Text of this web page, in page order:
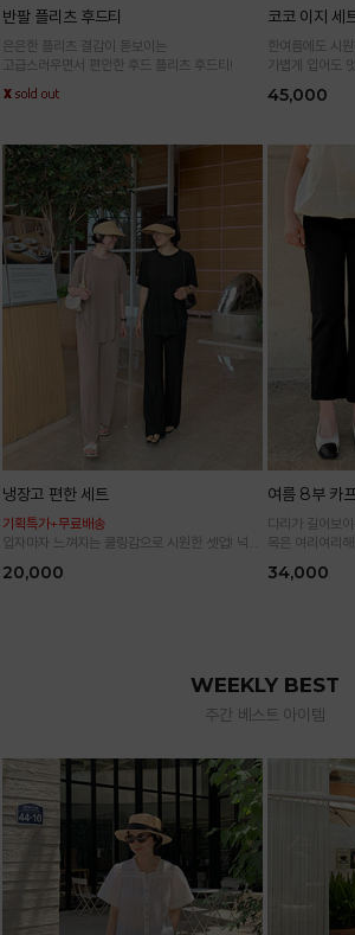
반팔 플리츠 후드티
은은한 플리츠 결감이 돋보이는
고급스러우면서 편안한 후드 플리츠 후드티!
코코 이지 세
한여름에도 시
가볍게 입어도
45,000
냉장고 편한 세트
기획특가+무료배송
입자마자 느껴지는 쿨링감으로 시원한 셋업! 넉넉
20,000
여름 8부 카
다리가 길어보
목은 여리여리
*블랙·주문폭주
34,000
WEEKLY BEST
주간 베스트 아이템